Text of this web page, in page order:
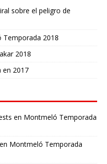
sobre el peligro de
Temporada 2018
2018
en 2017
en Montmeló Temporada
Montmeló Temporada